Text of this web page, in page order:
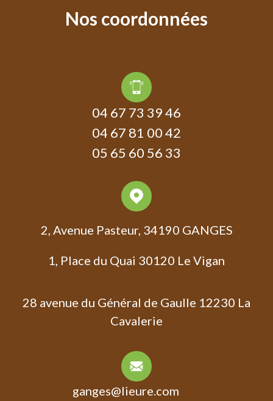
nos coordonnées
04 67 73 39 46
04 67 81 00 42
05 65 60 56 33
ganges@lieure.com
2, Avenue Pasteur, 34190 GANGES
1, Place du Quai 30120 Le Vigan
28 avenue du Général de Gaulle 12230 La
Cavalerie